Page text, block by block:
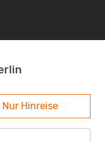
Nur Hinreise